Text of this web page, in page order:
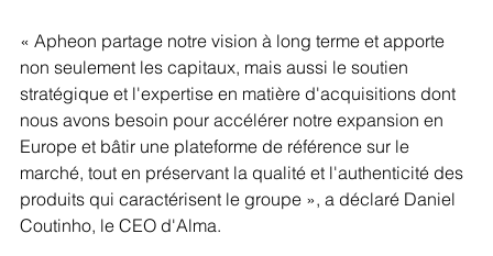
« Apheon partage notre vision à long terme et apporte
non seulement les capitaux, mais aussi le soutien
stratégique et l'expertise en matière d'acquisitions dont
nous avons besoin pour accélérer notre expansion en
Europe et bâtir une plateforme de référence sur le
marché, tout en préservant la qualité et l'authenticité des
produits qui caractérisent le groupe », a déclaré Daniel
Coutinho, le CEO d'Alma.